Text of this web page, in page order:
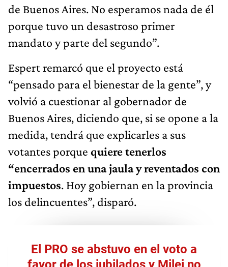
de Buenos Aires. No esperamos nada de él
porque tuvo un desastroso primer
mandato y parte del segundo”.
Espert remarcó que el proyecto está
“pensado para el bienestar de la gente”, y
volvió a cuestionar al gobernador de
Buenos Aires, diciendo que, si se opone a la
medida, tendrá que explicarles a sus
votantes porque quiere tenerlos
“encerrados en una jaula y reventados con
impuestos. Hoy gobiernan en la provincia
los delincuentes”, disparó.
El PRO se abstuvo en el voto a